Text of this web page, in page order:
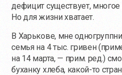
дефицит существует, многое
Но для жизни хватает.
В Харькове, мне
семья на 4 тыс. гривен
на 14 марта, — прим. ред.)
буханку хлеба, какой-то